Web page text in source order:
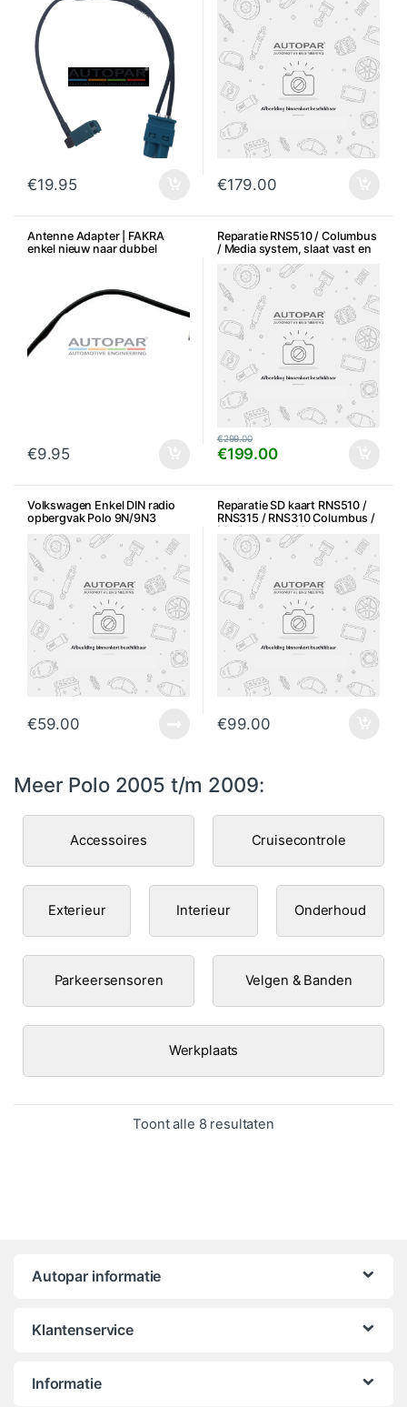
€19.95 €179.00
Antenne Adapter | FAKRA
enkel nieuw naar dubbel
€9.95
Reparatie RNS510 / Columbus
/ Media system, slaat vast en
enkel taal Duits
€199.00
€299.00
Volkswagen Enkel DIN radio
opbergvak Polo 9N/9N3
€59.00
Reparatie SD kaart RNS510 /
RNS315 / RNS310 Columbus /
Media system SD-kaart
problemen
€99.00
Meer Polo 2005 t/m 2009:
Accessoires Cruisecontrole
Exterieur Interieur Onderhoud
Parkeersensoren Velgen & Banden
Werkplaats
Toont alle 8 resultatenGesorteerd op
Autopar informatie
Klantenservice
Informatie